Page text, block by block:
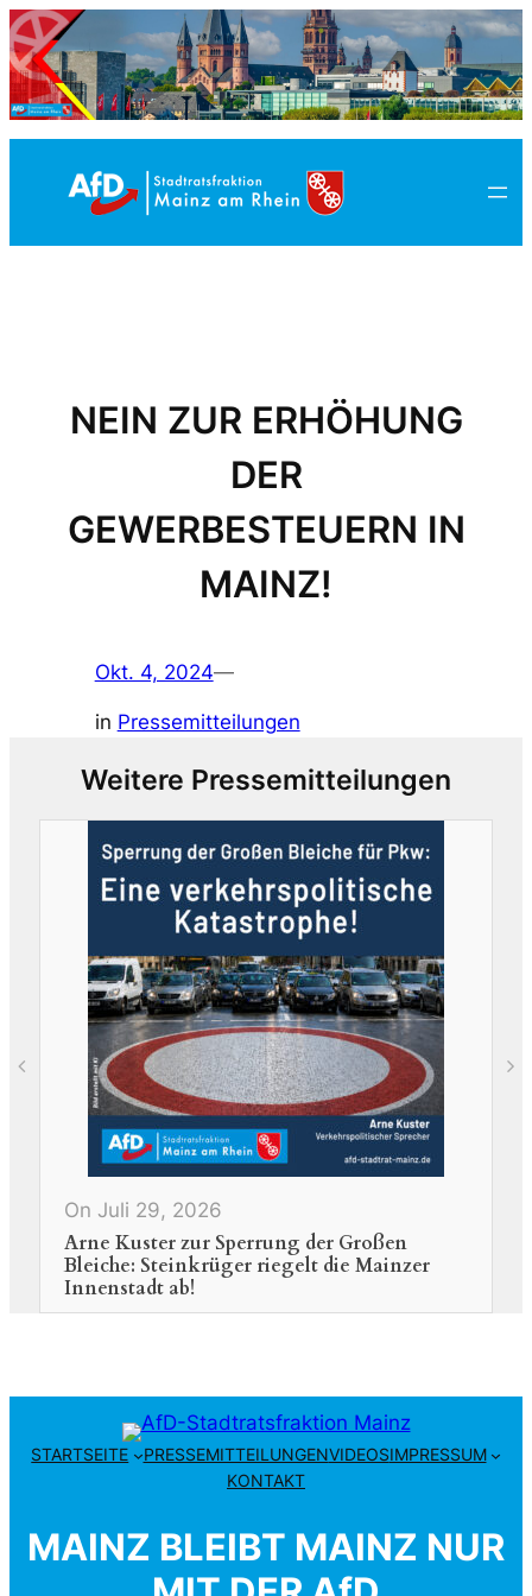
Zum
Inhalt
springen
NEIN ZUR ERHÖHUNG
DER
GEWERBESTEUERN IN
MAINZ!
Okt. 4, 2024—
in Pressemitteilungen
Weitere Pressemitteilungen
On Juli 29, 2026
Arne Kuster zur Sperrung der Großen
Bleiche: Steinkrüger riegelt die Mainzer
Innenstadt ab!
STARTSEITE PRESSEMITTEILUNGENVIDEOSIMPRESSUM
KONTAKT
MAINZ BLEIBT MAINZ NUR